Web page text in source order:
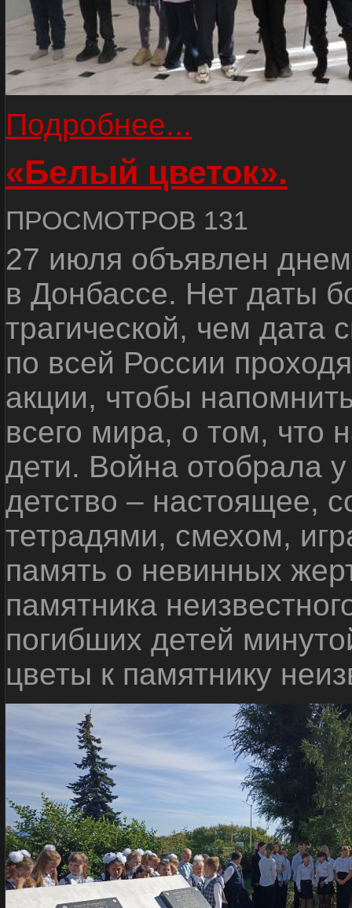
Подробнее...
«Белый цветок».
ПРОСМОТРОВ 131
27 июля объявлен
в Донбассе. Нет даты
трагической, чем дата
по всей России
акции, чтобы
всего мира, о том, что
дети. Война отобрала
детство – настоящее,
тетрадями, смехом,
память о невинных
памятника
погибших детей
цветы к памятнику